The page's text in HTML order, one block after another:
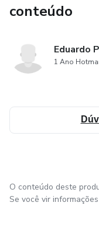
conteúdo
Eduardo
1 Ano
O conteúdo deste
Se você vir